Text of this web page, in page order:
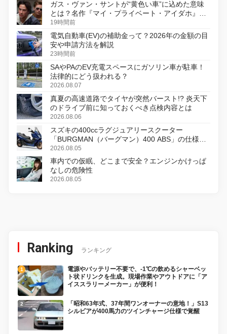
ガス・ヴァン・サントが“黄色い車”に込めた意味
とは？名作『マイ・プライベート・アイダホ』が
初のデジタルリマスター版で復活
19時間前
電気自動車(EV)の補助金って？2026年の金額の目
安や申請方法を解説
23時間前
SAやPAのEV充電スペースにガソリン車が駐車！
法律的にどう扱われる？
2026.08.07
真夏の高速道路でタイヤが突然バースト!? 炎天下
のドライブ前に知っておくべき点検内容とは
2026.08.06
スズキの400ccラグジュアリースクーター
「BURGMAN（バーグマン）400 ABS」の仕様を
変更し、8月18日に発売
2026.08.05
車内での仮眠、どこまで安全？エンジンかけっぱ
なしの危険性
2026.08.05
Ranking ランキング
電源やバッテリー不要で、-1℃の飲めるシャーベッ
ト状ドリンクを生成。現場作業やアウトドアに「ア
イススラリーメーカー」が便利！
「昭和63年式、37年間ワンオーナーの意地！」S13
シルビアが400馬力のツインチャージ仕様で覚醒